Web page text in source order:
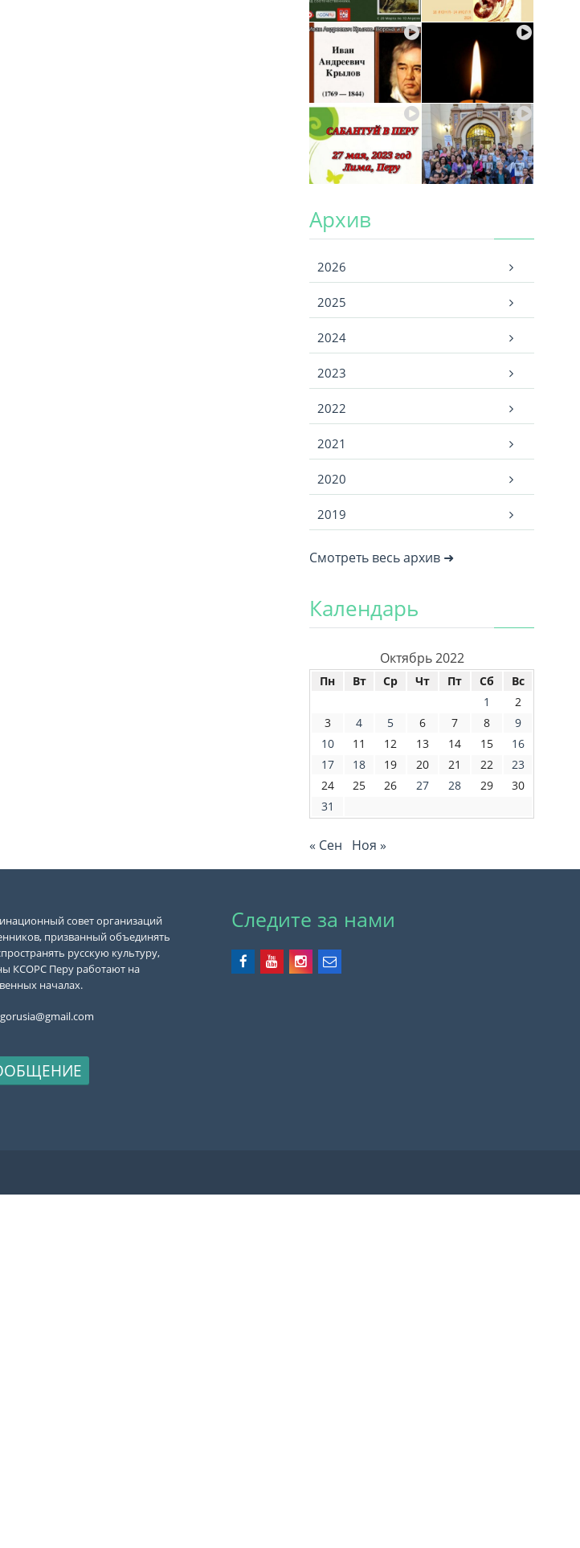
Архив
2026
2025
2024
2023
2022
2021
2020
2019
Смотреть весь архив ➜
Календарь
Октябрь 2022
Пн Вт Ср Чт Пт Сб
Вс
1
2
3
4 5 6 7 8
9
10
11 12 13 14 15
16
17
18 19 20 21 22
23
24
25 26 27 28 29
30
31
« Сен Ноя »
совет организаций
призванный объединять
русскую культуру,
КСОРС Перу работают на
началах.
Следите за нами